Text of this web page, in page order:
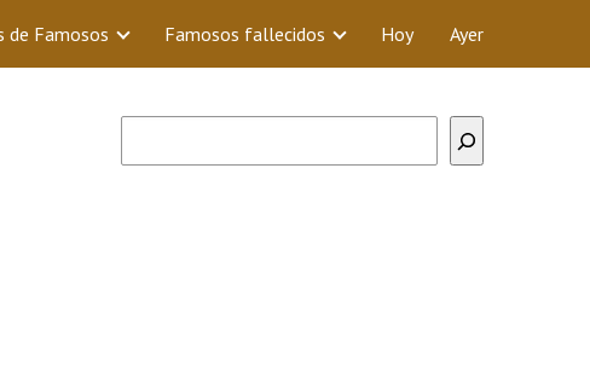
de Famosos Famosos fallecidos Hoy Ayer